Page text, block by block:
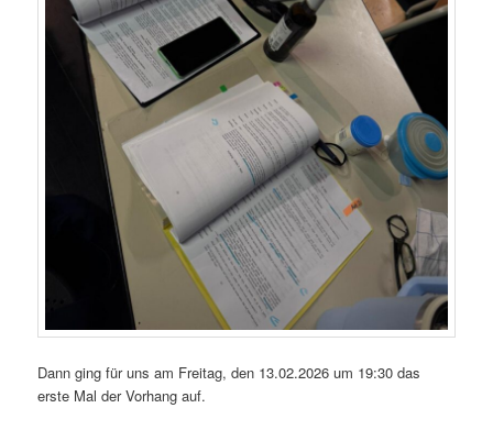
Dann ging für uns am Freitag, den 13.02.2026 um 19:30 das
erste Mal der Vorhang auf.